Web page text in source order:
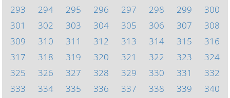
293
294 295 296 297 298 299
300
301
302 303 304 305 306 307
308
309
310 311 312 313 314 315
316
317
318 319 320 321 322 323
324
325
326 327 328 329 330 331
332
333
334 335 336 337 338 339
340